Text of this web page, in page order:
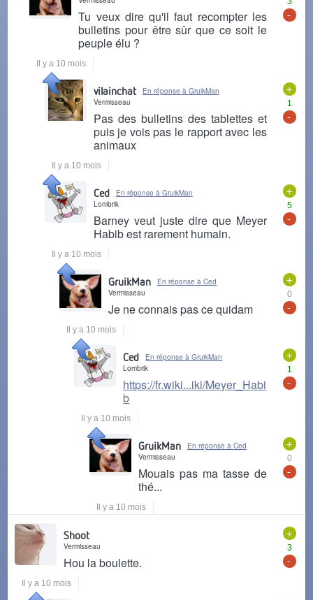
-
Tu veux dire qu'il faut recompter les
bulletins pour être sûr que ce soit le
peuple élu ?
Il y a 10 mois
+
1
-
vilainchat
En réponse à GruikMan
Vermisseau
Pas des bulletins des tablettes et
puis je vois pas le rapport avec les
animaux
Il y a 10 mois
+
5
-
Ced
En réponse à GruikMan
Lombrik
Barney veut juste dire que Meyer
Habib est rarement humain.
Il y a 10 mois
+
0
-
GruikMan
En réponse à Ced
Vermisseau
Je ne connais pas ce quidam
Il y a 10 mois
+
1
-
Ced
En réponse à GruikMan
Lombrik
https://fr.wiki...iki/Meyer_Habi
b
Il y a 10 mois
+
0
-
GruikMan
En réponse à Ced
Vermisseau
Mouais pas ma tasse de
thé...
Il y a 10 mois
+
3
-
Shoot
Vermisseau
Hou la boulette.
Il y a 10 mois